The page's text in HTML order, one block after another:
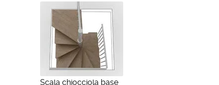
Scala chiocciola base